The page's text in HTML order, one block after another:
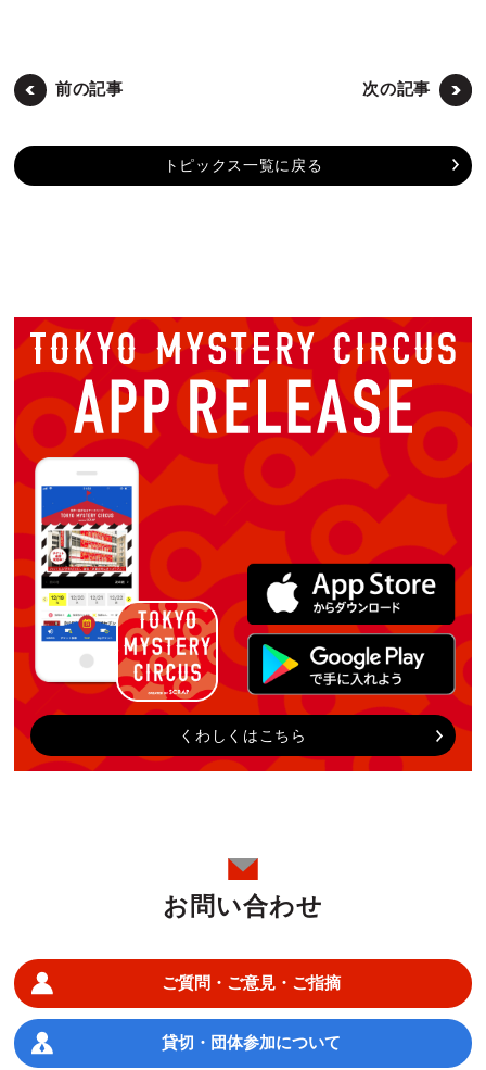
前の記事 次の記事
トピックス一覧に戻る
くわしくはこちら
お問い合わせ
ご質問・ご意見・ご指摘
貸切・団体参加について